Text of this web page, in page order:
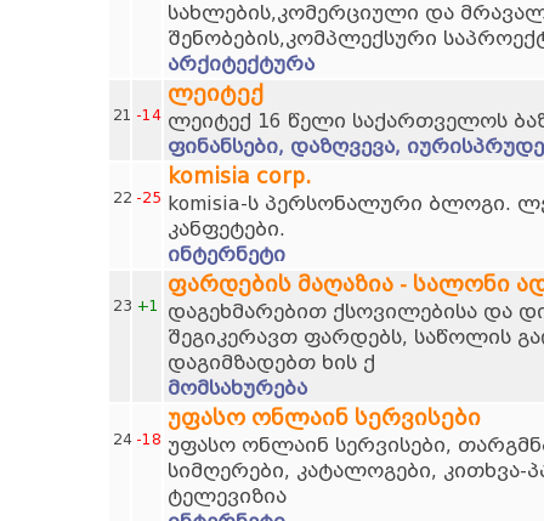
სახლების,კომერციული და
შენობების,კომპლექსური
არქიტექტურა
21 -14
ლეიტექ
ლეიტექ 16 წელი საქართველოს
ფინანსები, დაზღვევა,
22 -25
komisia corp.
komisia-ს პერსონალური ბლოგი.
კანფეტები.
ინტერნეტი
23 +1
ფარდების მაღაზია - სალონი
დაგეხმარებით ქსოვილებისა და
შეგიკერავთ ფარდებს, საწოლის
დაგიმზადებთ ხის ქ
მომსახურება
24 -18
უფასო ონლაინ სერვისები
უფასო ონლაინ სერვისები,
სიმღერები, კატალოგები, კითხვა-
ტელევიზია